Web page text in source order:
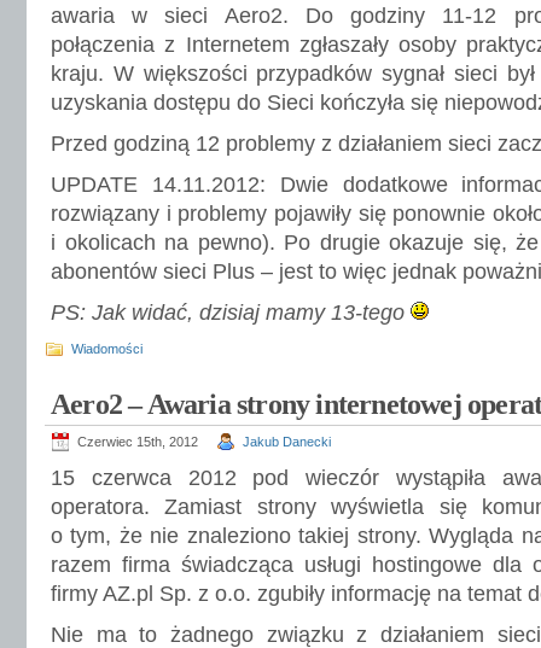
awaria w sieci Aero2. Do godziny 11-12
połączenia z Internetem zgłaszały osoby
kraju. W większości przypadków sygnał sieci
uzyskania dostępu do Sieci kończyła się
Przed godziną 12 problemy z działaniem sieci
UPDATE 14.11.2012: Dwie dodatkowe
rozwiązany i problemy pojawiły się ponownie
i okolicach na pewno). Po drugie okazuje się,
abonentów sieci Plus – jest to więc jednak
PS: Jak widać, dzisiaj mamy 13-tego
Wiadomości
Aero2 – Awaria strony internetowej
Czerwiec 15th, 2012 Jakub Danecki
15 czerwca 2012 pod wieczór wystąpiła
operatora. Zamiast strony wyświetla się
o tym, że nie znaleziono takiej strony. Wygląda
razem firma świadcząca usługi hostingowe dla
firmy AZ.pl Sp. z o.o. zgubiły informację na temat
Nie ma to żadnego związku z działaniem